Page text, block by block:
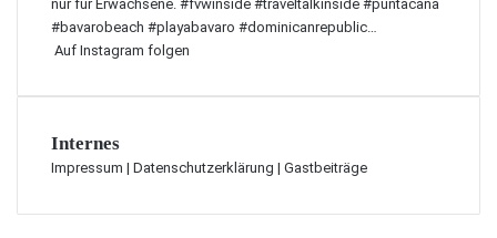
Auf Instagram folgen
Internes
Impressum | Datenschutzerklärung | Gastbeiträge